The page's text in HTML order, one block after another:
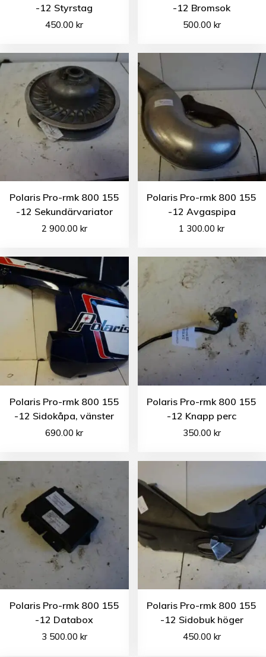
-12 Styrstag
450.00kr
-12 Bromsok
500.00 kr
Polaris Pro-rmk 800 155
-12 Sekundärvariator
2 900.00 kr
Polaris Pro-rmk 800 155
-12 Avgaspipa
1 300.00kr
Polaris Pro-rmk 800 155
-12 Sidokåpa, vänster
690.00kr
Polaris Pro-rmk 800 155
-12 Knapp perc
350.00 kr
Polaris Pro-rmk 800 155
-12 Databox
3 500.00 kr
Polaris Pro-rmk 800 155
-12 Sidobuk höger
450.00 kr